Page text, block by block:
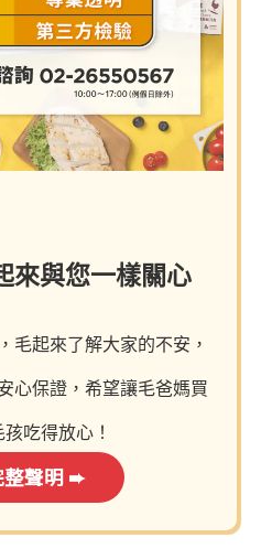
來與您一樣關心
毛起來了解大家的不安，
心保證，希望讓毛爸媽買
吃得放心！
整聲明 ➨